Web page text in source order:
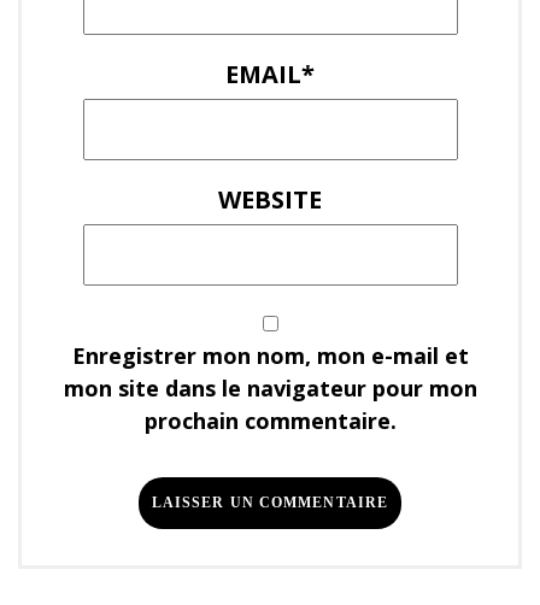
EMAIL*
WEBSITE
Enregistrer mon nom, mon e-mail et
mon site dans le navigateur pour mon
prochain commentaire.